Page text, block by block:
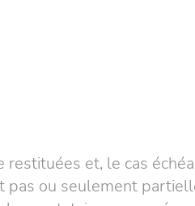
et, le cas
ou seulement